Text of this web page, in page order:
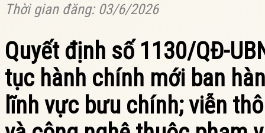
Thời gian đăng: 03/6/2026
Quyết định số 1130/QĐ-
tục hành chính mới ban
lĩnh vực bưu chính; viễn